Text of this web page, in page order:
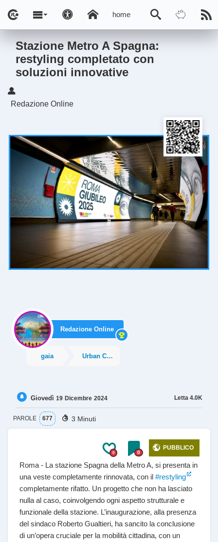
home
Stazione Metro A Spagna:
restyling completato con
soluzioni innovative
Redazione Online
Redazione Online
gaia Urban City
Letta 4.0K
Giovedì 19 Dicembre 2024
PAROLE 677 3 Minuti
0 0
PUBBLICO
Roma - La stazione Spagna della Metro A, si presenta in
una veste completamente rinnovata, con il #restyling
completamente rifatto. Un progetto che non ha lasciato
nulla al caso, coinvolgendo ogni aspetto strutturale e
funzionale della stazione. L’inaugurazione, alla presenza
del sindaco Roberto Gualtieri, ha sancito la conclusione
di un’opera cruciale per la mobilità cittadina, con un